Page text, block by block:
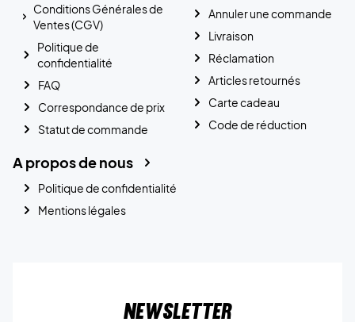
Conditions Générales de
Ventes (CGV)
Politique de
confidentialité
FAQ
Correspondance de prix
Statut de commande
Annuler une commande
Livraison
Réclamation
Articles retournés
Carte cadeau
Code de réduction
A propos de nous
Politique de confidentialité
Mentions légales
Newsletter